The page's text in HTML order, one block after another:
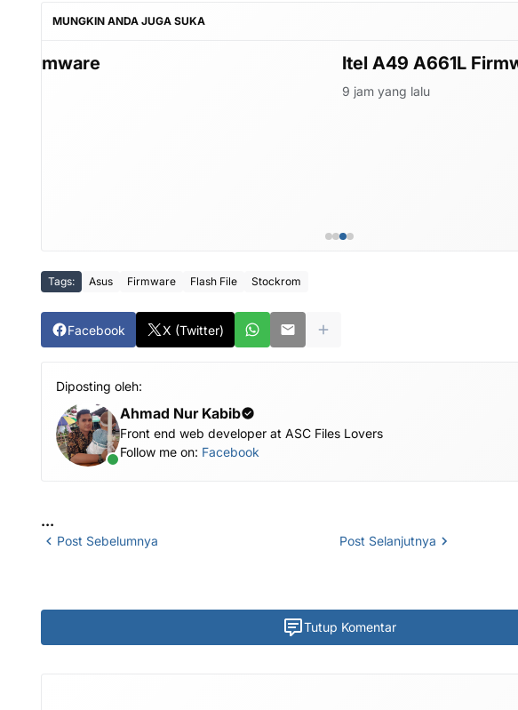
MUNGKIN ANDA JUGA SUKA
Itel A49 A661L Firmware Stock
Tags: Asus Firmware Flash File Stockrom
Facebook X (Twitter)
Diposting oleh:
Ahmad Nur Kabib
Front end web developer at ASC Files Lovers
Follow me on: Facebook
...
Post Sebelumnya Post Selanjutnya
Tutup Komentar